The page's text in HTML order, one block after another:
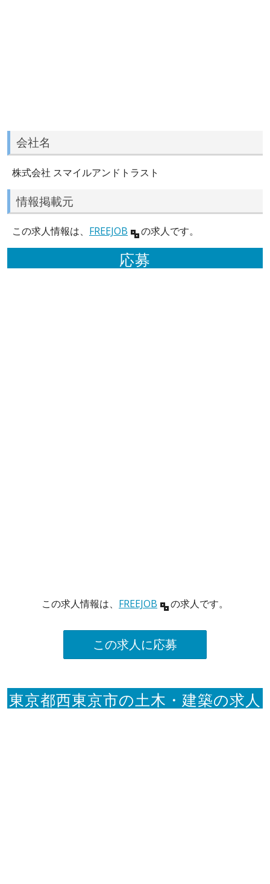
会社名
株式会社 スマイルアンドトラスト
情報掲載元
この求人情報は、 FREEJOB の求人です。
応募
この求人情報は、 FREEJOB の求人です。
この求人に応募
東京都西東京市の土木・建築の求人